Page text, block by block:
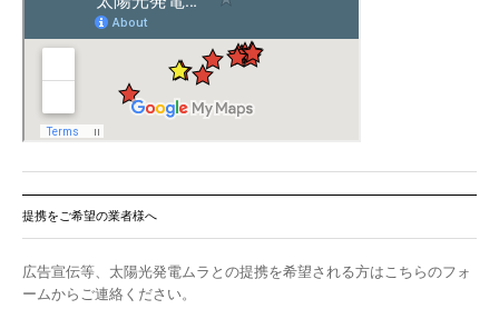
提携をご希望の業者様へ
広告宣伝等、太陽光発電ムラとの提携を希望される方はこちらのフォ
ームからご連絡ください。